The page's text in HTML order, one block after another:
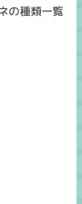
の種類一覧